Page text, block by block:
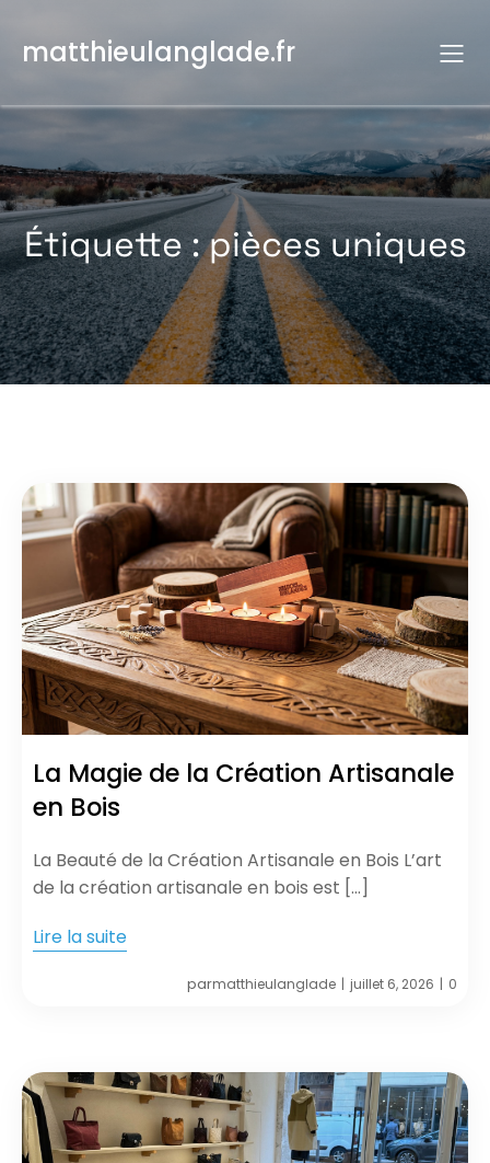
contenu
matthieulanglade.fr
Étiquette :pièces uniques
La Magie de la Création Artisanale
en Bois
La Beauté de la Création Artisanale en Bois L’art
de la création artisanale en bois est […]
Lire la suite
parmatthieulanglade | juillet 6, 2026 | 0